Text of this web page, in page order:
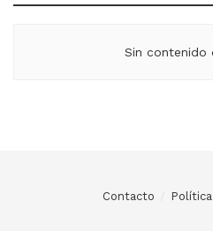
Sin contenido
Contacto